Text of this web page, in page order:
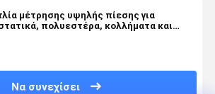
μέτρησης υψηλής πίεσης για
πολυεστέρα, κολλήματα και
Να συνεχίσει